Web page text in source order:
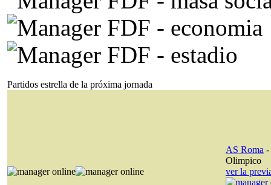
Partidos estrella de la próxima jornada
AS Roma -
Olimpico
ver la